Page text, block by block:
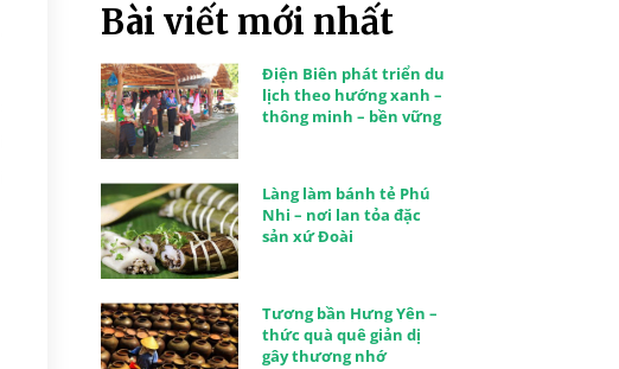
Bài viết mới nhất
Điện Biên phát triển du
lịch theo hướng xanh –
thông minh – bền vững
Làng làm bánh tẻ Phú
Nhi – nơi lan tỏa đặc
sản xứ Đoài
Tương bần Hưng Yên –
thức quà quê giản dị
gây thương nhớ